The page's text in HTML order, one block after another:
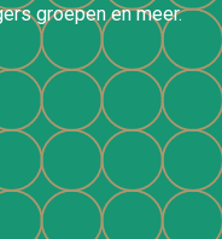
groepen en meer.